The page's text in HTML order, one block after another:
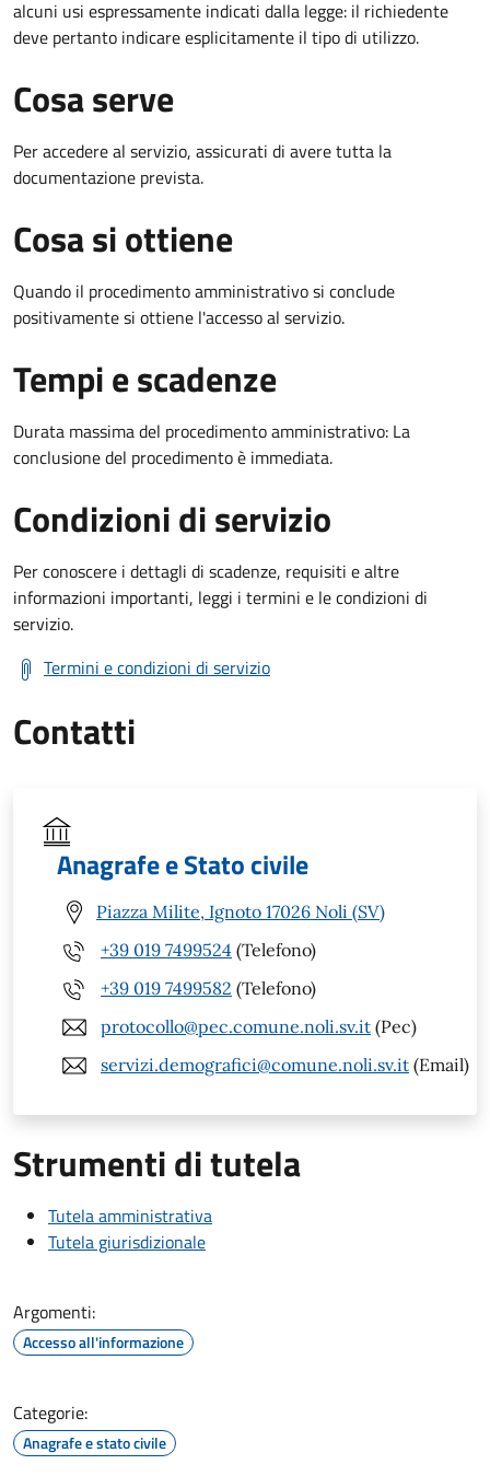
alcuni usi espressamente indicati dalla legge: il richiedente
deve pertanto indicare esplicitamente il tipo di utilizzo.
Cosa serve
Per accedere al servizio, assicurati di avere tutta la
documentazione prevista.
Cosa si ottiene
Quando il procedimento amministrativo si conclude
positivamente si ottiene l'accesso al servizio.
Tempi e scadenze
Durata massima del procedimento amministrativo: La
conclusione del procedimento è immediata.
Condizioni di servizio
Per conoscere i dettagli di scadenze, requisiti e altre
informazioni importanti, leggi i termini e le condizioni di
servizio.
Termini e condizioni di servizio
Contatti
Anagrafe e Stato civile
Piazza Milite, Ignoto 17026 Noli (SV)
+39 019 7499524 (Telefono)
+39 019 7499582 (Telefono)
protocollo@pec.comune.noli.sv.it (Pec)
servizi.demografici@comune.noli.sv.it (Email)
Strumenti di tutela
Tutela amministrativa
Tutela giurisdizionale
Argomenti:
Accesso all'informazione
Categorie:
Anagrafe e stato civile